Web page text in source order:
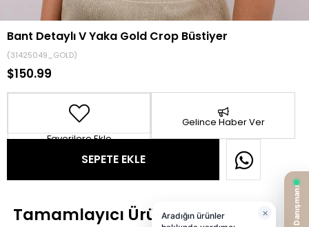
Bant Detaylı V Yaka Gold Crop Büstiyer
(31425049_GOLD)
$150.99
Favorilere Ekle
Gelince Haber Ver